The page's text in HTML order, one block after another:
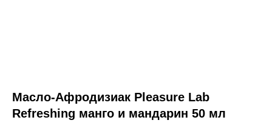
Масло-Афродизиак Pleasure Lab
Refreshing манго и мандарин 50 мл